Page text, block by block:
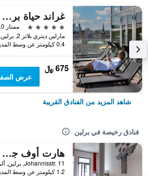
غراند حياة برلين
5 نجوم
ممتاز 9.0
0.4 كيلومتر عن وسط المدينة
675 ﷼
عرض
شاهد المزيد من الفنادق القريبة
فنادق رخيصة في برلين
هارت أوف جولد هوستل برلين
Johannisstr. 11, برلين, ألمانيا
1.2 كيلومتر عن وسط المدينة